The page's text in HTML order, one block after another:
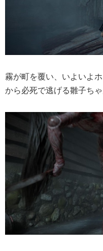
霧が町を覆い、いよいよ
から必死で逃げる雛子ちゃ